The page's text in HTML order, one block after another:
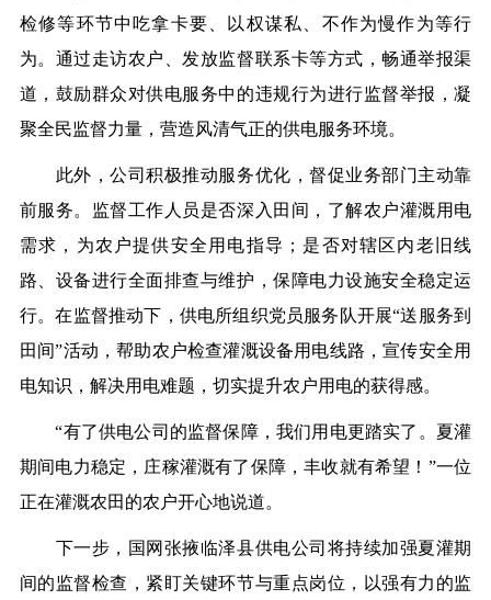
检修等环节中吃拿卡要、以权谋私、不作为慢作为等行
为。通过走访农户、发放监督联系卡等方式，畅通举报渠
道，鼓励群众对供电服务中的违规行为进行监督举报，凝
聚全民监督力量，营造风清气正的供电服务环境。
此外，公司积极推动服务优化，督促业务部门主动靠
前服务。监督工作人员是否深入田间，了解农户灌溉用电
需求，为农户提供安全用电指导；是否对辖区内老旧线
路、设备进行全面排查与维护，保障电力设施安全稳定运
行。在监督推动下，供电所组织党员服务队开展“送服务到
田间”活动，帮助农户检查灌溉设备用电线路，宣传安全用
电知识，解决用电难题，切实提升农户用电的获得感。
“有了供电公司的监督保障，我们用电更踏实了。夏灌
期间电力稳定，庄稼灌溉有了保障，丰收就有希望！”一位
正在灌溉农田的农户开心地说道。
下一步，国网张掖临泽县供电公司将持续加强夏灌期
间的监督检查，紧盯关键环节与重点岗位，以强有力的监